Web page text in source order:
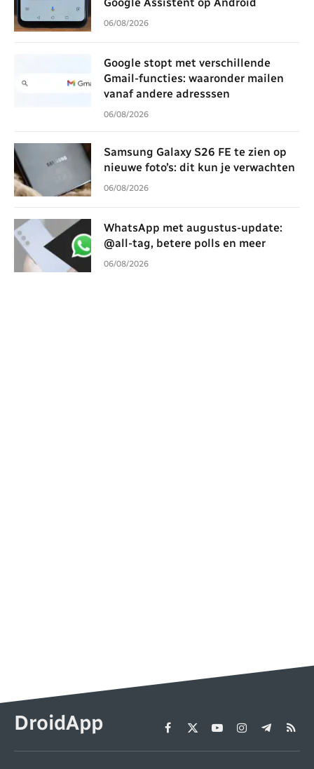
06/08/2026
Google stopt met verschillende
Gmail-functies: waaronder mailen
vanaf andere adresssen
06/08/2026
Samsung Galaxy S26 FE te zien op
nieuwe foto’s: dit kun je verwachten
06/08/2026
WhatsApp met augustus-update:
@all-tag, betere polls en meer
06/08/2026
DroidApp Facebook
X
(Twitter)
YouTubeInstagram
Telegram
RSS